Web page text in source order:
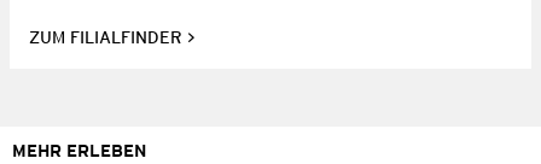
ZUM FILIALFINDER
MEHR ERLEBEN